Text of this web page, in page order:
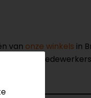
van onze winkels in